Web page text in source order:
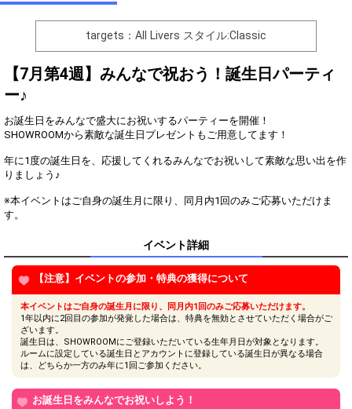
0 Event Begins!
2 180000
18万pt達成！ランキング1位
特典獲得条件達成！更に上を
目指そう！
200万pt達成！ランキング1位
特典ゲット！更に上を目指そ
Gifting
(once a day)! You can also charge
Show Gold to purchase gifts
(available from 1 JPY)! When you
continue to send gifts to the
performer(s), the performer's
popularity ranking and your
ranking go up.
To cheer on performers, you can
send them gifts.
To send performers paid items,
you must use Show Gold.
Comments
You can post comments. Please
refrain from posting comments
other users.
targets：All Livers スタイル:Classic
【7月第4週】みんなで祝おう！誕生日パーティ
ー♪
お誕生日をみんなで盛大にお祝いするパーティーを開催！
SHOWROOMから素敵な誕生日プレゼントもご用意してます！
年に1度の誕生日を、応援してくれるみんなでお祝いして素敵な思い出を作
りましょう♪
※本イベントはご自身の誕生月に限り、同月内1回のみご応募いただけま
す。
イベント詳細
【注意】イベントの参加・特典の獲得について
本イベントはご自身の誕生月に限り、同月内1回のみご応募いただけます。
1年以内に2回目の参加が発覚した場合は、特典を無効とさせていただく場合がご
ざいます。
誕生日は、SHOWROOMにご登録いただいている生年月日が対象となります。
ルームに設定している誕生日とアカウントに登録している誕生日が異なる場合
は、どちらか一方のみ年に1回ご参加ください。
お誕生日をみんなでお祝いしよう！